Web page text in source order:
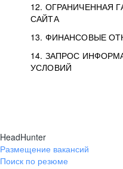
12. ОГРАНИЧЕННАЯ
САЙТА
13. ФИНАНСОВЫЕ
14. ЗАПРОС
УСЛОВИЙ
HeadHunter
Размещение вакансий
Поиск по резюме